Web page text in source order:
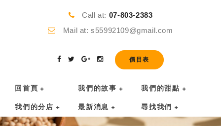
Call at: 07-803-2383
Mail at: s55992109@gmail.com
價目表
回首頁 我們的故事 我們的甜點
我們的分店 最新消息 尋找我們